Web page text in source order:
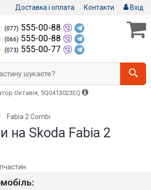
Доставка і оплата Контакти Вхід
(077) 555-00-88
(066) 555-00-88
(073) 555-00-77
шукаєте?
Октавія, 5Q0413023EQ
Fabia 2 Combi
на Skoda Fabia 2